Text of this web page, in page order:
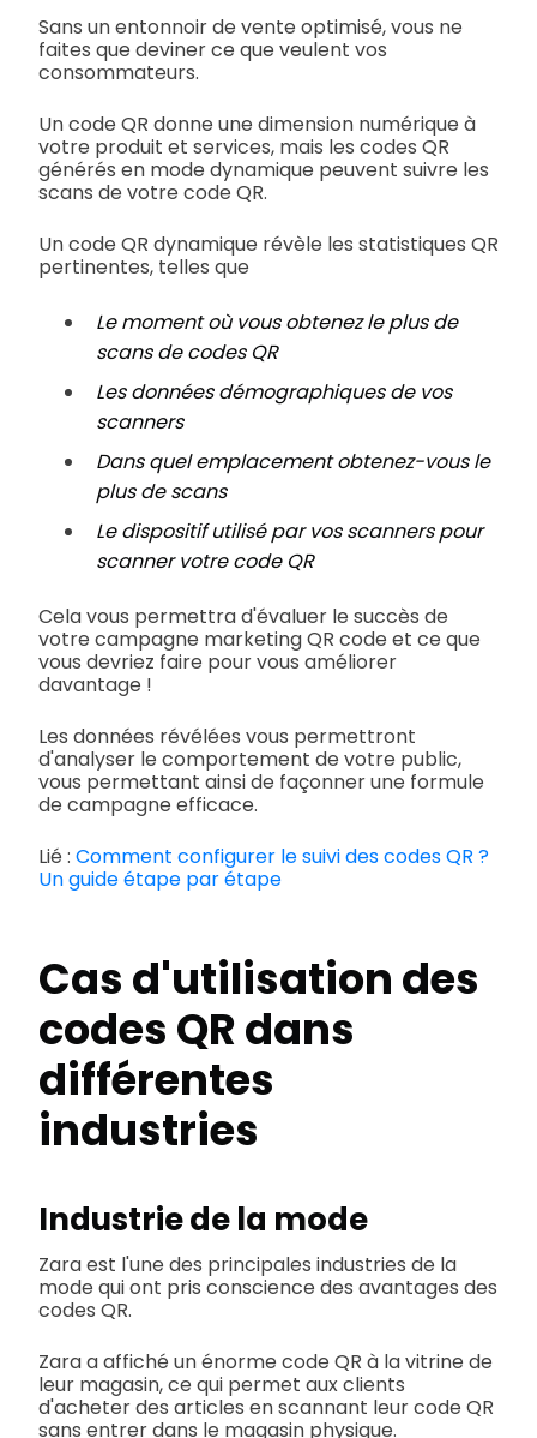
Sans un entonnoir de vente optimisé, vous ne
faites que deviner ce que veulent vos
consommateurs.
Un code QR donne une dimension numérique à
votre produit et services, mais les codes QR
générés en mode dynamique peuvent suivre les
scans de votre code QR.
Un code QR dynamique révèle les statistiques QR
pertinentes, telles que
Le moment où vous obtenez le plus de
scans de codes QR
Les données démographiques de vos
scanners
Dans quel emplacement obtenez-vous le
plus de scans
Le dispositif utilisé par vos scanners pour
scanner votre code QR
Cela vous permettra d'évaluer le succès de
votre campagne marketing QR code et ce que
vous devriez faire pour vous améliorer
davantage !
Les données révélées vous permettront
d'analyser le comportement de votre public,
vous permettant ainsi de façonner une formule
de campagne efficace.
Lié : Comment configurer le suivi des codes QR ?
Un guide étape par étape
Cas d'utilisation des
codes QR dans
différentes
industries
Industrie de la mode
Zara est l'une des principales industries de la
mode qui ont pris conscience des avantages des
codes QR.
Zara a affiché un énorme code QR à la vitrine de
leur magasin, ce qui permet aux clients
d'acheter des articles en scannant leur code QR
sans entrer dans le magasin physique.